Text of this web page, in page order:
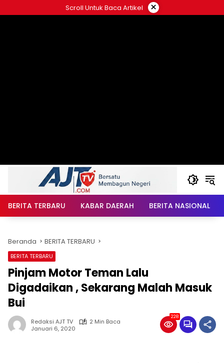
ke
Scroll Untuk Baca Artikel ×
BERITA TERBARU KABAR DAERAH BERITA NASIONAL
Beranda BERITA TERBARU
BERITA TERBARU
Pinjam Motor Teman Lalu
Digadaikan , Sekarang Malah Masuk
Bui
Redaksi AJT TV
2 Min Baca
Januari 6, 2020
228